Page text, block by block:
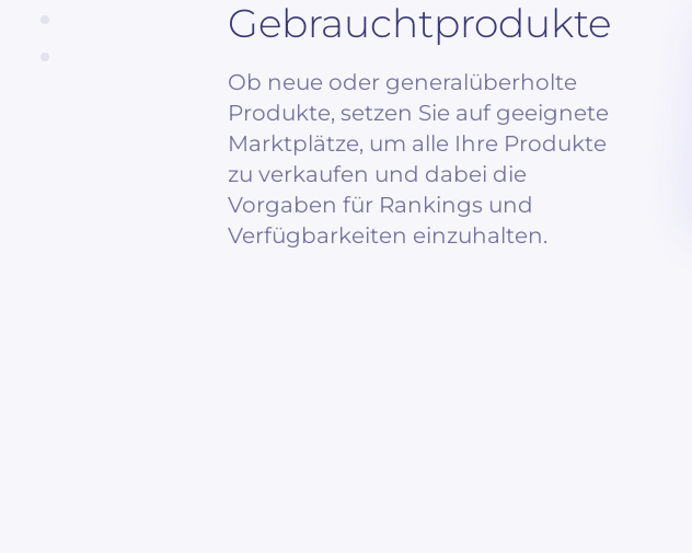
Gebrauchtprodukten
Ob neue oder generalüberholte
Produkte, setzen Sie auf geeignete
Marktplätze, um alle Ihre Produkte
zu verkaufen und dabei die
Vorgaben für Rankings und
Verfügbarkeiten einzuhalten.